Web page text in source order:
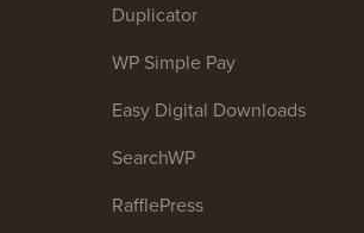
Duplicator
WP Simple Pay
Easy Digital Downloads
SearchWP
RafflePress